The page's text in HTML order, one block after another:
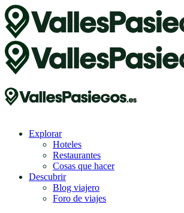
Explorar
Hoteles
Restaurantes
Cosas que hacer
Descubrir
Blog viajero
Foro de viajes